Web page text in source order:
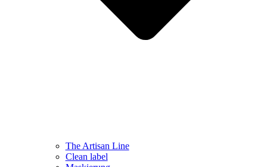
The Artisan Line
Clean label